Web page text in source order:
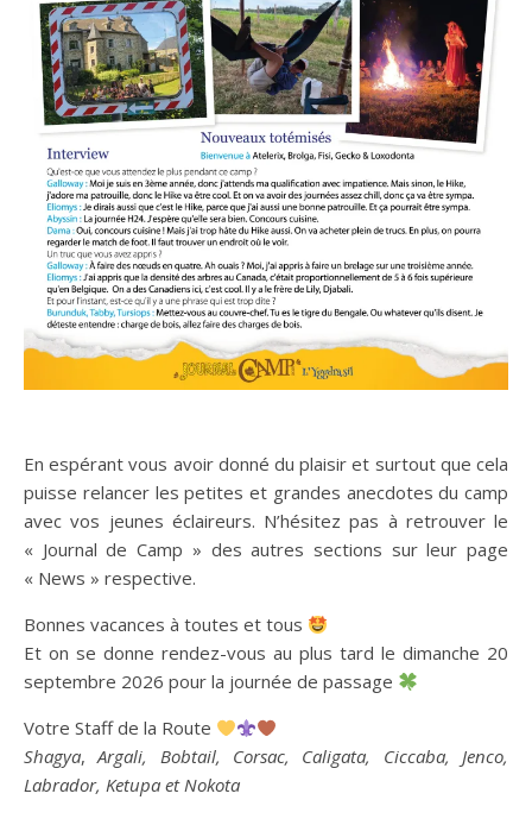
En espérant vous avoir donné du plaisir et surtout que cela
puisse relancer les petites et grandes anecdotes du camp
avec vos jeunes éclaireurs. N’hésitez pas à retrouver le
« Journal de Camp » des autres sections sur leur page
« News » respective.
Bonnes vacances à toutes et tous
Et on se donne rendez-vous au plus tard le dimanche 20
septembre 2026 pour la journée de passage
Votre Staff de la Route
Shagya,Argali, Bobtail, Corsac, Caligata, Ciccaba, Jenco,
Labrador, Ketupa et Nokota